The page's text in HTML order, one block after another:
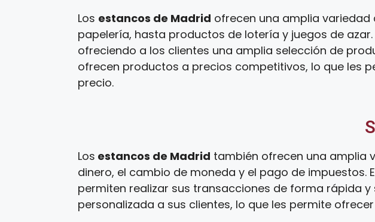
Los estancos de Madrid ofrecen una amplia
papelería, hasta productos de lotería y juegos de
ofreciendo a los clientes una amplia selección de
ofrecen productos a precios competitivos, lo que les
precio.
Los estancos de Madrid también ofrecen una amplia
dinero, el cambio de moneda y el pago de impuestos.
permiten realizar sus transacciones de forma rápida
personalizada a sus clientes, lo que les permite